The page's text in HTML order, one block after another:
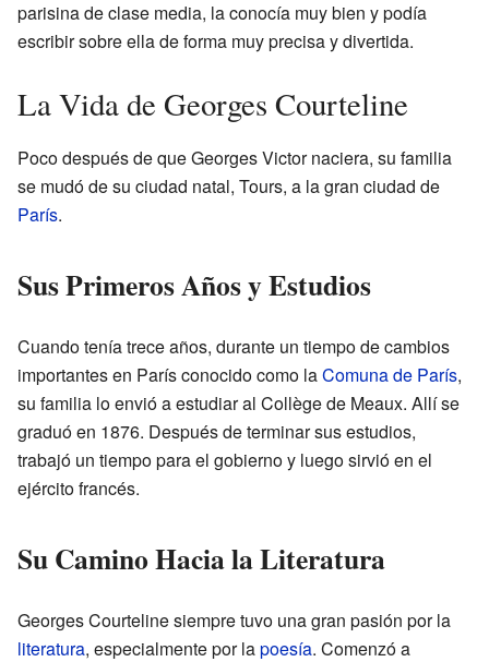
parisina de clase media, la conocía muy bien y podía
escribir sobre ella de forma muy precisa y divertida.
La Vida de Georges Courteline
Poco después de que Georges Victor naciera, su familia
se mudó de su ciudad natal, Tours, a la gran ciudad de
París.
Sus Primeros Años y Estudios
Cuando tenía trece años, durante un tiempo de cambios
importantes en París conocido como laComuna de París,
su familia lo envió a estudiar al Collège de Meaux. Allí se
graduó en 1876. Después de terminar sus estudios,
trabajó un tiempo para el gobierno y luego sirvió en el
ejército francés.
Su Camino Hacia la Literatura
Georges Courteline siempre tuvo una gran pasión por la
literatura, especialmente por lapoesía. Comenzó a